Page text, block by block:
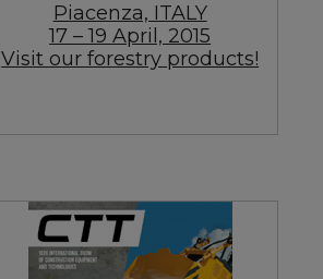
Piacenza, ITALY
17 – 19 April, 2015
Visit our forestry products!